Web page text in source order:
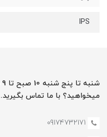
IPS
میخواهید؟ با ما تماس بگیرید.
09174732171